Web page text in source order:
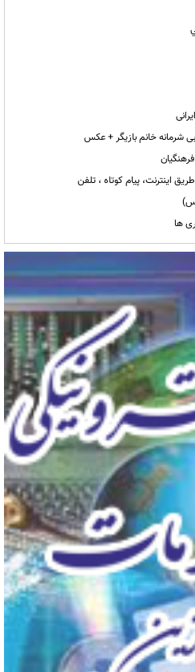
شرمانه خانم بازیگر + عکس
اینترنت، پیام کوتاه ، تلفن
ها